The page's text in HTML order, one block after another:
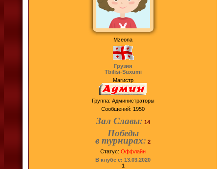
Mzeona
Грузия
Tbilisi-Suxumi
Магистр
Группа: Администраторы
Сообщений: 1950
Зал Славы: 14
Победы
в турнирах: 2
Статус: Оффлайн
В клубе с: 13.03.2020
1